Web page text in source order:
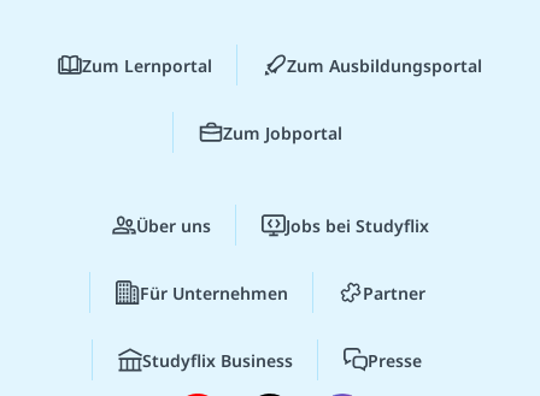
Zum Lernportal Zum Ausbildungsportal
Zum Jobportal
Über uns Jobs bei Studyflix
Für Unternehmen Partner
Studyflix Business Presse